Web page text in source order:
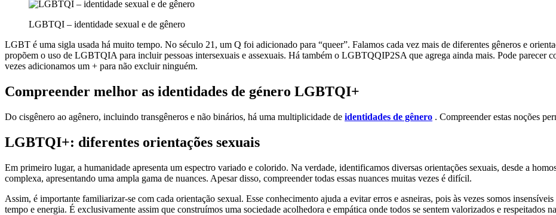
LGBTQI – identidade sexual e de gênero
LGBT é uma sigla usada há muito tempo. No século 21, um Q foi adicionado para “queer”. Falamos cada vez mais de diferentes gêneros e
propõem o uso de LGBTQIA para incluir pessoas intersexuais e assexuais. Há também o LGBTQQIP2SA que agrega ainda mais. Pode
vezes adicionamos um + para não excluir ninguém.
Compreender melhor as identidades de género LGBTQI+
Do cisgênero ao agênero, incluindo transgêneros e não binários, há uma multiplicidade de identidades de gênero . Compreender estas noções
LGBTQI+: diferentes orientações sexuais
Em primeiro lugar, a humanidade apresenta um espectro variado e colorido. Na verdade, identificamos diversas orientações sexuais, desde a
complexa, apresentando uma ampla gama de nuances. Apesar disso, compreender todas essas nuances muitas vezes é difícil.
Assim, é importante familiarizar-se com cada orientação sexual. Esse conhecimento ajuda a evitar erros e asneiras, pois às vezes somos
tempo e energia. É exclusivamente assim que construímos uma sociedade acolhedora e empática onde todos se sentem valorizados e respeitados